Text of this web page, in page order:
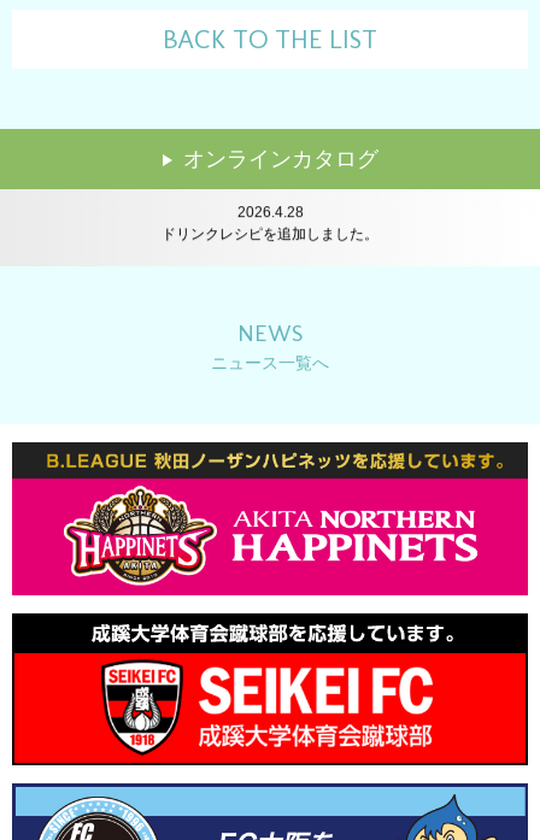
BACK TO THE LIST
オンラインカタログ
2024.7.24
講習会のレポートを追加しました。
2026.6.22
レシピを追加しました。
2026.4.28
ドリンクレシピを追加しました。
2025.12.11
年末年始休業のお知らせ
イベントレポートを公開しました。
2025.8.6
2025.8.1
レシピを追加しました。
2025.7.14
レシピを追加しました。
2025.5.21
レシピを追加しました。
2024.12.19
年末年始休業のお知らせ
2024.12.16
2024.10.24
NEWS
ニュース一覧へ